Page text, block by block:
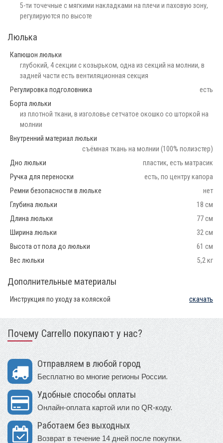
5-ти точечные с мягкими накладками на плечи и паховую зону,
регулируются по высоте
Люлька
Капюшон люльки
глубокий, 4 секции с козырьком, одна из секций на молнии, в
задней части есть вентиляционная секция
Регулировка подголовника
есть
Борта люльки
из плотной ткани, в изголовье сетчатое окошко со шторкой на
молнии
Внутренний материал люльки
съёмная ткань на молнии (100% полиэстер)
Дно люльки
пластик, есть матрасик
Ручка для переноски
есть, по центру капора
Ремни безопасности в люльке
нет
Глубина люльки
18 см
Длина люльки
77 см
Ширина люльки
32 см
Высота от пола до люльки
61 см
Вес люльки
5,2 кг
Дополнительные материалы
Инструкция по уходу за коляской скачать
Почему Carrello покупают у нас?
Отправляем в любой город
Бесплатно во многие регионы России.
Удобные способы оплаты
Онлайн-оплата картой или по QR-коду.
Работаем без выходных
Возврат в течение 14 дней после покупки.